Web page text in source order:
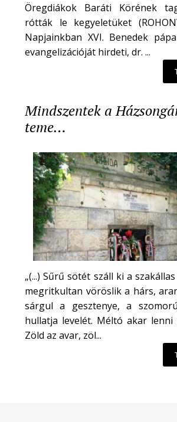
Öregdiákok Baráti Körének
rótták le kegyeletüket
Napjainkban XVI. Benedek
evangelizációját hirdeti, dr. ...
Mindszentek a
teme…
„(...) Sűrű sötét száll ki a
megritkultan vöröslik a hárs,
sárgul a gesztenye, a
hullatja levelét. Méltó akar lenni
Zöld az avar, zöl...